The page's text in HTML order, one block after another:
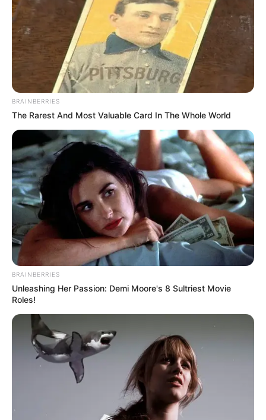
ουρανός είναι καφέ...
ΑΠΟΨΕΙΣ
Επιστροφή στη Μεταφυσική.. Γιατί οι
αδιάκοπες προσπάθειές μας να
εξηγήσουμε τι συμβαίνει στον κόσμο
φαίνονται πάντα χαμένες.
Επιστροφή στη Μεταφυσική.. Γιατί οι αδιάκοπες
προσπάθειές μας να εξηγήσουμε τι συμβαίνει στον κόσμο
αποδεδειγμένα επιχειρήματα δεν βρίσκουν...
BRAINBERRIES
The Rarest And Most Valuable Card In The Whole World
BRAINBERRIES
Unleashing Her Passion: Demi Moore's 8 Sultriest Movie
Roles!